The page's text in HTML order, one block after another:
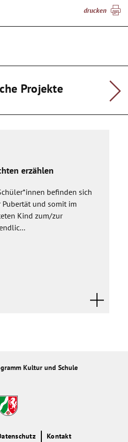
drucken
Projekte
erzählen
befinden sich
und somit im
Kind zum/zur
Kultur und Schule
Kontakt